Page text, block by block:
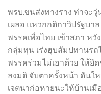
พรบ.ขนส่งทางราง ท่าจะวุ่
เผลอ แหวกกติกาวิปรัฐบา
พรรคเพื่อไทย เข้าสภา หวั
กลุ่มทุน เร่งฮุบสัมปทานร
พรรคร่วมไม่เอาด้วย ให้ยึ
ลงมติ จับตาครั้งหน้า ดันใ
เจตนาก่อหายนะให้บ้านเมื